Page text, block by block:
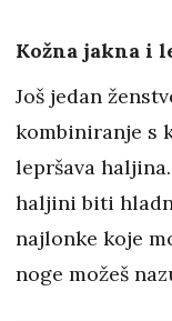
Kožna jakna i
Još jedan
kombiniranje s
lepršava
haljini biti
najlonke koje
noge možeš